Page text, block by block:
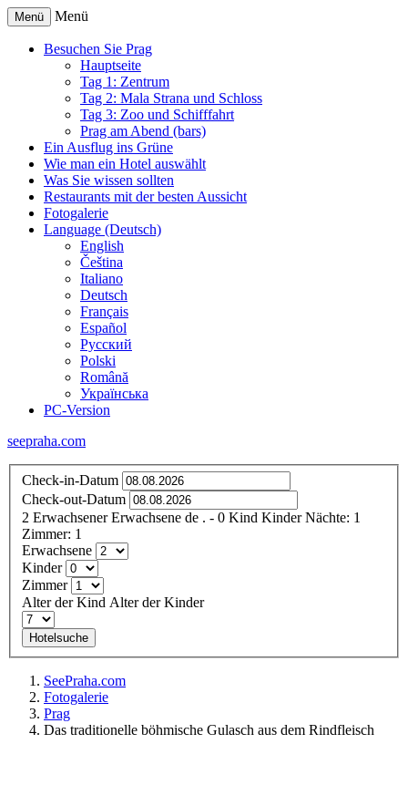
Menü Menü
Besuchen Sie Prag
Hauptseite
Tag 1: Zentrum
Tag 2: Mala Strana und Schloss
Tag 3: Zoo und Schifffahrt
Prag am Abend (bars)
Ein Ausflug ins Grüne
Wie man ein Hotel auswählt
Was Sie wissen sollten
Restaurants mit der besten Aussicht
Fotogalerie
Language (Deutsch)
English
Čeština
Italiano
Deutsch
Français
Español
Русский
Polski
Română
Українська
PC-Version
seepraha.com
Check-in-Datum
Check-out-Datum
2 Erwachsener Erwachsene de . - 0 Kind Kinder Nächte: 1
Zimmer: 1
Erwachsene
Kinder
Zimmer
Alter der Kind Alter der Kinder
Hotelsuche
SeePraha.com
Fotogalerie
Prag
Das traditionelle böhmische Gulasch aus dem Rindfleisch